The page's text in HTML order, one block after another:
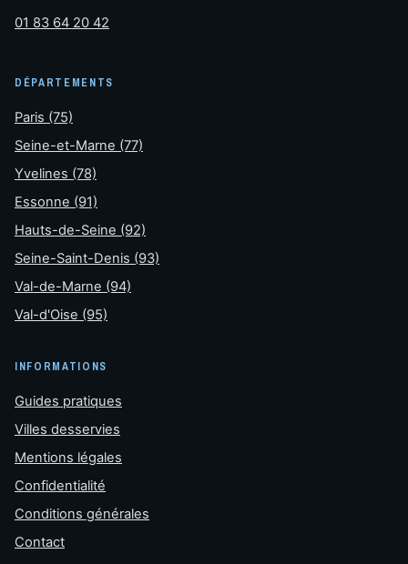
01 83 64 20 42
DÉPARTEMENTS
Paris (75)
Seine-et-Marne (77)
Yvelines (78)
Essonne (91)
Hauts-de-Seine (92)
Seine-Saint-Denis (93)
Val-de-Marne (94)
Val-d'Oise (95)
INFORMATIONS
Guides pratiques
Villes desservies
Mentions légales
Confidentialité
Conditions générales
Contact